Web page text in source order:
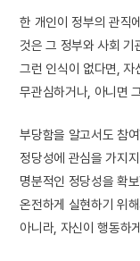
한 개인이 정부의 관직
것은 그 정부와 사회 기
그런 인식이 없다면, 자
무관심하거나, 아니면
부당함을 알고서도 참
정당성에 관심을 가지
명분적인 정당성을 확
온전하게 실현하기 위
아니라, 자신이 행동하